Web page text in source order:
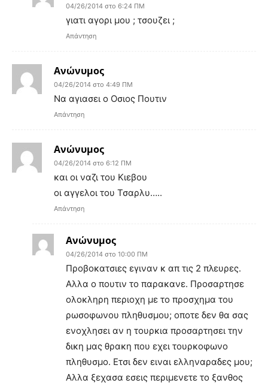
04/26/2014 στο 6:24 ΠΜ
γιατι αγορι μου ; τσουζει ;
Απάντηση
Ανώνυμος
04/26/2014 στο 4:49 ΠΜ
Να αγιασει ο Οσιος Πουτιν
Απάντηση
Ανώνυμος
04/26/2014 στο 6:12 ΠΜ
και οι ναζι του Κιεβου
οι αγγελοι του Τσαρλυ…..
Απάντηση
Ανώνυμος
04/26/2014 στο 10:00 ΠΜ
Προβοκατσιες εγιναν κ απ τις 2 πλευρες.
Αλλα ο πουτιν το παρακανε. Προσαρτησε
ολοκληρη περιοχη με το προσχημα του
ρωσοφωνου πληθυσμου; οποτε δεν θα σας
ενοχλησει αν η τουρκια προσαρτησει την
δικη μας θρακη που εχει τουρκοφωνο
πληθυσμο. Ετσι δεν ειναι ελληναραδες μου;
Αλλα ξεχασα εσεις περιμενετε το ξανθος